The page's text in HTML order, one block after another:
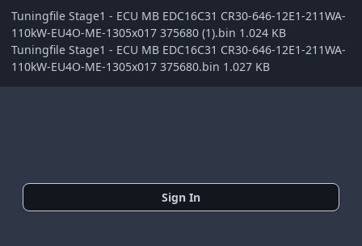
Tuningfile Stage1 - ECU MB EDC16C31 CR30-646-12E1-211WA-
110kW-EU4O-ME-1305x017 375680 (1).bin 1.024 KB
Tuningfile Stage1 - ECU MB EDC16C31 CR30-646-12E1-211WA-
110kW-EU4O-ME-1305x017 375680.bin 1.027 KB
Sign In